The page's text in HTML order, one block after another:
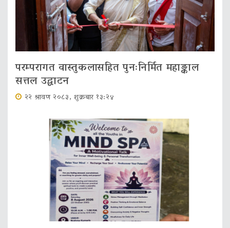
परम्परागत वास्तुकलासहित पुनःनिर्मित महाङ्काल
सत्तल उद्घाटन
२२ श्रावण २०८३, शुक्रबार १३:२४